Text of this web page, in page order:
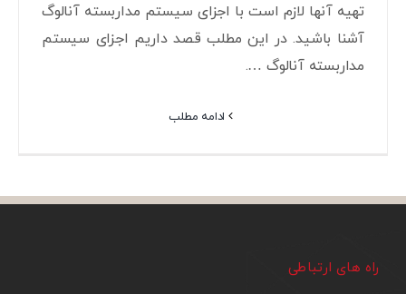
تهیه آنها لازم است با اجزای سیستم مداربسته آنالوگ
آشنا باشید. در این مطلب قصد داریم اجزای سیستم
مداربسته آنالوگ ….
ادامه مطلب
راه های ارتباطی